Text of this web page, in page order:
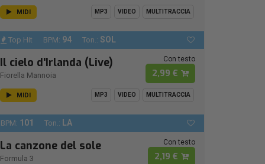
MIDI MP3 VIDEO MULTITRACCIA
Top Hit BPM: 94 Ton.: SOL
Il cielo d'Irlanda (Live)
Fiorella Mannoia
Con testo
2,99 €
MIDI MP3 VIDEO MULTITRACCIA
BPM: 101 Ton.: LA
La canzone del sole
Formula 3
Con testo
2,19 €